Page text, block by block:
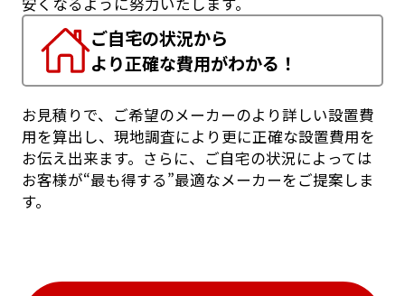
ご自宅の状況から
より正確な費用がわかる！
お見積りで、ご希望のメーカーのより詳しい設置費
用を算出し、現地調査により更に正確な設置費用を
お伝え出来ます。さらに、ご自宅の状況によっては
お客様が“最も得する”最適なメーカーをご提案しま
す。